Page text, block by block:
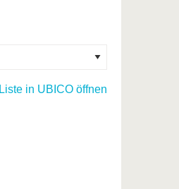
Liste in UBICO öffnen